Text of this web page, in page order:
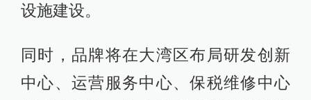
设施建设。
同时，品牌将在大湾区布局研发创新
中心、运营服务中心、保税维修中心